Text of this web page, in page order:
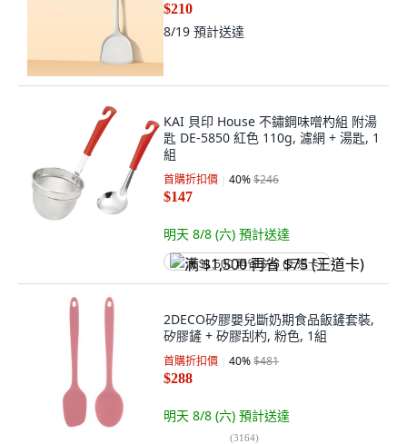
$210
8/19 預計送達
KAI 貝印 House 不鏽鋼味噌杓組 附湯
匙 DE-5850 紅色 110g, 濾網 + 湯匙, 1
組
首購折扣價 40%$246
$147
明天 8/8 (六) 預計送達
满 $1,500 再省 $75 (王道卡)
2DECO矽膠嬰兒斷奶期食品飯鏟套裝,
矽膠鏟 + 矽膠刮杓, 粉色, 1組
首購折扣價 40%$481
$288
明天 8/8 (六) 預計送達
(3164)